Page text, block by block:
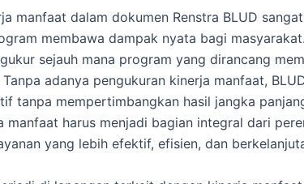
manfaat dalam dokumen Renstra BLUD
membawa dampak nyata bagi
sejauh mana program yang dirancang
adanya pengukuran kinerja manfaat,
tanpa mempertimbangkan hasil jangka
manfaat harus menjadi bagian integral dari
yang lebih efektif, efisien, dan